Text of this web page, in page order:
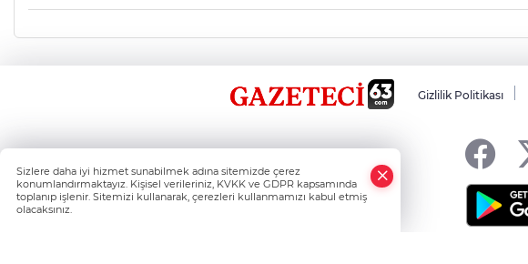
Gizlilik Politikası
Sizlere daha iyi hizmet sunabilmek adına sitemizde çerez
konumlandırmaktayız. Kişisel verileriniz, KVKK ve GDPR kapsamında
toplanıp işlenir. Sitemizi kullanarak, çerezleri kullanmamızı kabul etmiş
olacaksınız.
Whatsapp